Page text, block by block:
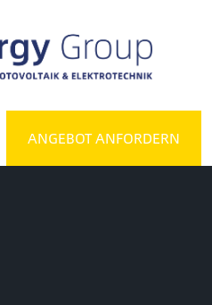
ANGEBOT ANFORDERN